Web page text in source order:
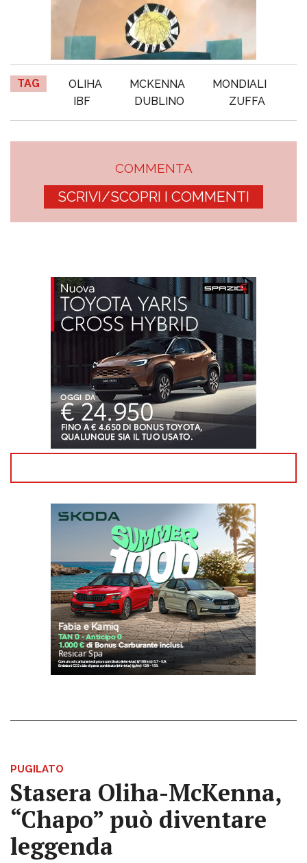
TAG OLIHA MCKENNA
MONDIALI
IBF
DUBLINO ZUFFA
COMMENTA
SCRIVI/SCOPRI I COMMENTI
PUGILATO
Stasera Oliha-McKenna,
“Chapo” può diventare
leggenda